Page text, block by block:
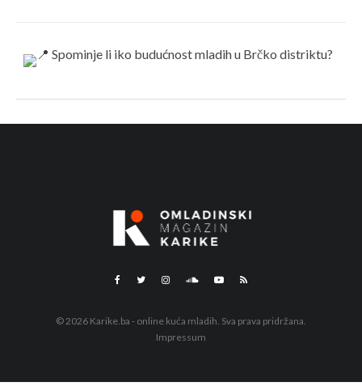
© 2026 Karike.ba - online kuća mladih. Sva prava pridržana.
Impressum